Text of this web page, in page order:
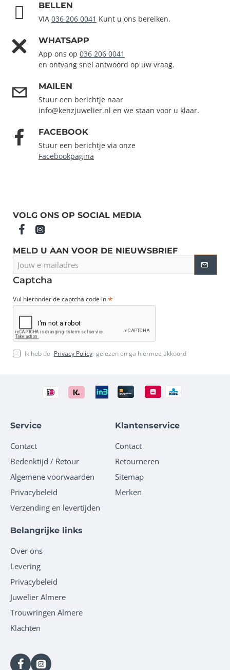
BELLEN
VIA 036 206 0041 Kunt u ons bereiken.
WHATSAPP
App ons op 036 206 0041
en ontvang snel antwoord op uw vraag.
MAILEN
Stuur een berichtje naar
info@kenzjuwelier.nl en we staan voor u klaar.
FACEBOOK
Stuur een berichtje via onze
Facebookpagina
VOLG ONS OP SOCIAL MEDIA
MELD U AAN VOOR DE NIEUWSBRIEF
e-
mailadres
Captcha
Vul hieronder de captcha code in
Ik heb de Privacy Policy gelezen en ga hiermee akkoord
Service
Contact
Bedenktijd / Retour
Algemene voorwaarden
Privacybeleid
Verzending en levertijden
Klantenservice
Contact
Retourneren
Sitemap
Merken
Belangrijke links
Over ons
Levering
Privacybeleid
Juwelier Almere
Trouwringen Almere
Klachten